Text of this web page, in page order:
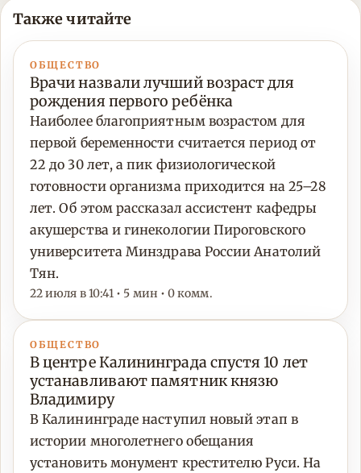
Также читайте
ОБЩЕСТВО
Врачи назвали лучший возраст для
рождения первого ребёнка
Наиболее благоприятным возрастом для
первой беременности считается период от
22 до 30 лет, а пик физиологической
готовности организма приходится на 25–28
лет. Об этом рассказал ассистент кафедры
акушерства и гинекологии Пироговского
университета Минздрава России Анатолий
Тян.
22 июля в 10:41 • 5 мин • 0 комм.
ОБЩЕСТВО
В центре Калининграда спустя 10 лет
устанавливают памятник князю
Владимиру
В Калининграде наступил новый этап в
истории многолетнего обещания
установить монумент крестителю Руси. На